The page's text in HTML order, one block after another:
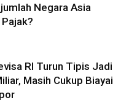
Negara Asia
RI Turun Tipis Jadi
Masih Cukup Biayai